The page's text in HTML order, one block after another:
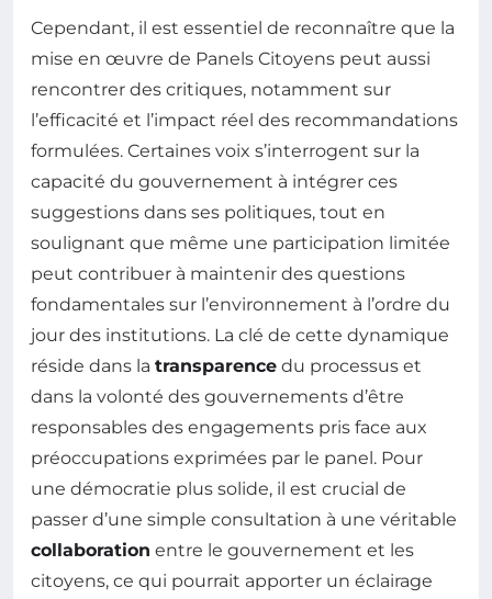
Cependant, il est essentiel de reconnaître que la
mise en œuvre de Panels Citoyens peut aussi
rencontrer des critiques, notamment sur
l’efficacité et l’impact réel des recommandations
formulées. Certaines voix s’interrogent sur la
capacité du gouvernement à intégrer ces
suggestions dans ses politiques, tout en
soulignant que même une participation limitée
peut contribuer à maintenir des questions
fondamentales sur l’environnement à l’ordre du
jour des institutions. La clé de cette dynamique
réside dans la transparence du processus et
dans la volonté des gouvernements d’être
responsables des engagements pris face aux
préoccupations exprimées par le panel. Pour
une démocratie plus solide, il est crucial de
passer d’une simple consultation à une véritable
collaboration entre le gouvernement et les
citoyens, ce qui pourrait apporter un éclairage